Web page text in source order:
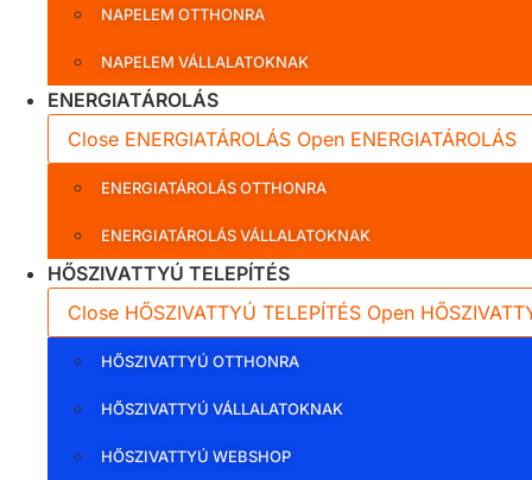
NAPELEM OTTHONRA
NAPELEM VÁLLALATOKNAK
ENERGIATÁROLÁS
Close ENERGIATÁROLÁS Open ENERGIATÁROLÁS
ENERGIATÁROLÁS OTTHONRA
ENERGIATÁROLÁS VÁLLALATOKNAK
HŐSZIVATTYÚ TELEPÍTÉS
Close HŐSZIVATTYÚ TELEPÍTÉS Open
HŐSZIVATTYÚ OTTHONRA
HŐSZIVATTYÚ VÁLLALATOKNAK
HŐSZIVATTYÚ WEBSHOP